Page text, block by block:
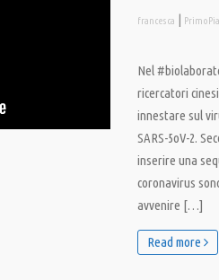
francesca |
Nel
ricercatori
innestare sul
SARS-5oV-2.
inserire una
coronavirus
avvenire […]
Read more